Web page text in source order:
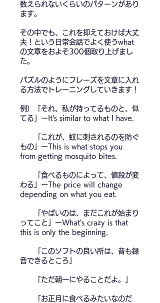
数えられないくらいのパターンがあり
ます。
その中でも、これを抑えておけば大丈
夫！という日常会話でよく使うwhat
の文章をおよそ300個取り上げまし
た。
パズルのようにフレーズを文章に入れ
る方法でトレーニングしていきます！
例）「それ、私が持ってるものと、似
てる」ーIt's similar to what I have.
「これが、蚊に刺されるのを防ぐ
もの」ーThis is what stops you
from getting mosquito bites.
「食べるものによって、値段が変
わる」ーThe price will change
depending on what you eat.
「やばいのは、まだこれが始まり
ってこと」ーWhat's crazy is that
this is only the beginning.
「このソフトの良い所は、音も録
音できるところ」
「ただ朝一にやることだよ。」
「お正月に食べるみたいなのだ